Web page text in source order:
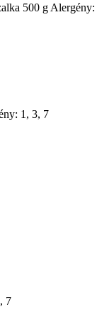
500 g Alergény:
1, 3, 7
7